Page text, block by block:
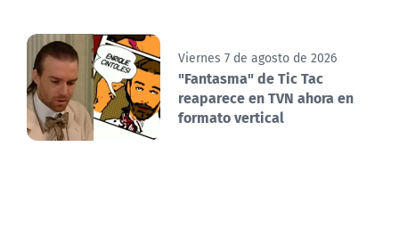
Viernes 7 de agosto de 2026
"Fantasma" de Tic Tac
reaparece en TVN ahora en
formato vertical